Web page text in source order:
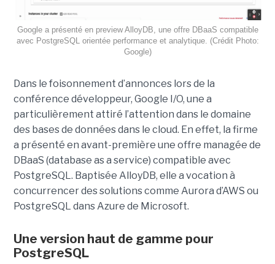
Google a présenté en preview AlloyDB, une offre DBaaS compatible
avec PostgreSQL orientée performance et analytique. (Crédit Photo:
Google)
Dans le foisonnement d’annonces lors de la
conférence développeur, Google I/O, une a
particulièrement attiré l’attention dans le domaine
des bases de données dans le cloud. En effet, la firme
a présenté en avant-première une offre managée de
DBaaS (database as a service) compatible avec
PostgreSQL. Baptisée AlloyDB, elle a vocation à
concurrencer des solutions comme Aurora d’AWS ou
PostgreSQL dans Azure de Microsoft.
Une version haut de gamme pour
PostgreSQL